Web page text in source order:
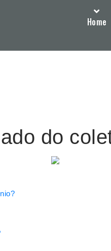
Home
do